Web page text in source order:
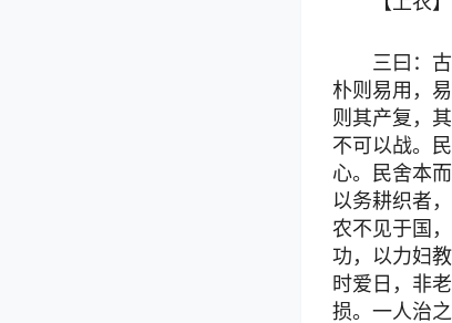
三曰：
朴则易用，
则其产复，
不可以战。
心。民舍本
以务耕织者
农不见于国
功，以力妇
时爱日，非
损。一人治